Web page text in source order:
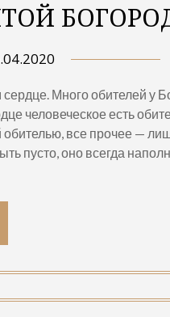
Много обителей у
человеческое есть
обителью, все прочее —
пусто, оно всегда